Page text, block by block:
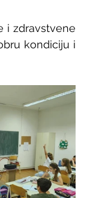
i zdravstvene
kondiciju i